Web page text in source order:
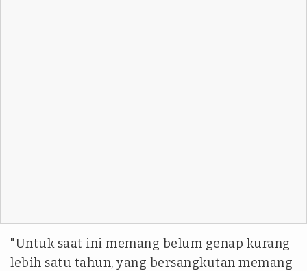
"Untuk saat ini memang belum genap kurang
lebih satu tahun, yang bersangkutan memang